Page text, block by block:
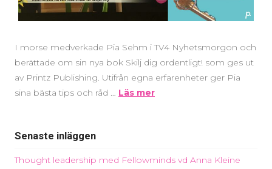
I morse medverkade Pia Sehm i TV4 Nyhetsmorgon och
berättade om sin nya bok Skilj dig ordentligt! som ges ut
av Printz Publishing. Utifrån egna erfarenheter ger Pia
sina bästa tips och råd … Läs mer
Senaste inläggen
Thought leadership med Fellowminds vd Anna Kleine